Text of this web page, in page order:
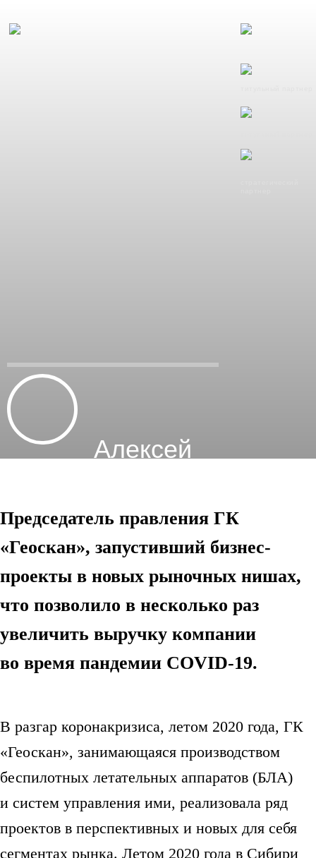
Алексей
Председатель правления ГК
«Геоскан», запустивший бизнес-
проекты в новых рыночных нишах,
что позволило в несколько раз
увеличить выручку компании
во время пандемии COVID-19.
В разгар коронакризиса, летом 2020 года, ГК
«Геоскан», занимающаяся производством
беспилотных летательных аппаратов (БЛА)
и систем управления ими, реализовала ряд
проектов в перспективных и новых для себя
сегментах рынка. Летом 2020 года в Сибири